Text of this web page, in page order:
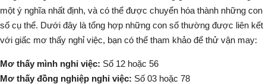
một ý nghĩa nhất định, và có thể được chuyển hóa thành những con
số cụ thể. Dưới đây là tổng hợp những con số thường được liên kết
với giấc mơ thấy nghỉ việc, bạn có thể tham khảo để thử vận may:
Mơ thấy mình nghỉ việc: Số 12 hoặc 56
Mơ thấy đồng nghiệp nghỉ việc: Số 03 hoặc 78